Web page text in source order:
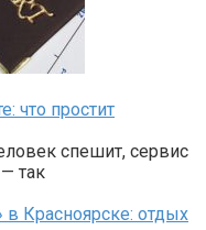
что простит
спешит, сервис
так
Красноярске: отдых